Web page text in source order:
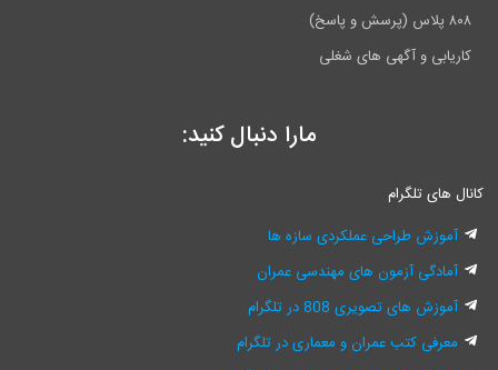
۸۰۸ پلاس (پرسش و پاسخ)
کاریابی و آگهی های شغلی
مارا دنبال کنید:
کانال های تلگرام
آموزش طراحی عملکردی سازه ها
آمادگی آزمون های مهندسی عمران
آموزش های تصویری 808 در تلگرام
معرفی کتب عمران و معماری در تلگرام